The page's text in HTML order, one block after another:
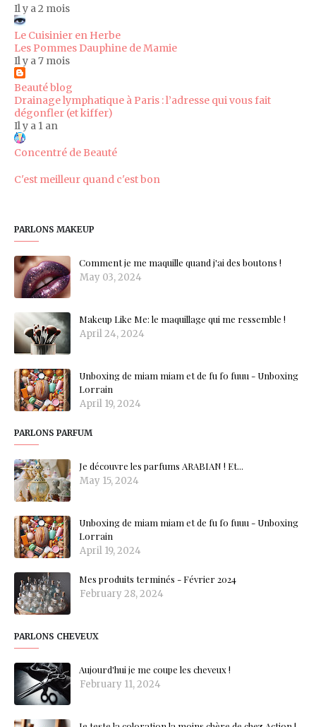
Il y a 2 mois
Le Cuisinier en Herbe
Les Pommes Dauphine de Mamie
Il y a 7 mois
Beauté blog
Drainage lymphatique à Paris : l’adresse qui vous fait
dégonfler (et kiffer)
Il y a 1 an
Concentré de Beauté
C'est meilleur quand c'est bon
PARLONS MAKEUP
Comment je me maquille quand j'ai des boutons !
May 03, 2024
Makeup Like Me: le maquillage qui me ressemble !
April 24, 2024
Unboxing de miam miam et de fu fo fuuu - Unboxing
Lorrain
April 19, 2024
PARLONS PARFUM
Je découvre les parfums ARABIAN ! Et...
May 15, 2024
Unboxing de miam miam et de fu fo fuuu - Unboxing
Lorrain
April 19, 2024
Mes produits terminés - Février 2024
February 28, 2024
PARLONS CHEVEUX
Aujourd'hui je me coupe les cheveux !
February 11, 2024